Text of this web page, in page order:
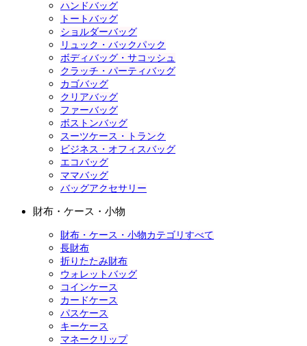
ハンドバッグ
トートバッグ
ショルダーバッグ
リュック・バックパック
ボディバッグ・サコッシュ
クラッチ・パーティバッグ
カゴバッグ
クリアバッグ
ファーバッグ
ボストンバッグ
スーツケース・トランク
ビジネス・オフィスバッグ
エコバッグ
ママバッグ
バッグアクセサリー
財布・ケース・小物
財布・ケース・小物カテゴリすべて
長財布
折りたたみ財布
ウォレットバッグ
コインケース
カードケース
パスケース
キーケース
マネークリップ